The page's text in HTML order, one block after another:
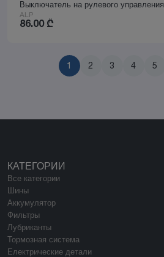
Выключатель на рулевого управления
ALP
86.00 ₾
1 2 3 4 5
КАТЕГОРИИ
Все категории
Шины
Аккумулятор
Фильтры
Лубриканты
Тормозная система
Електрические детали